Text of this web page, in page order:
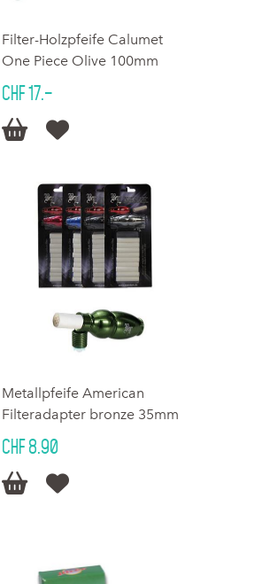
Filter-Holzpfeife Calumet
One Piece Olive 100mm
CHF 17.–
 
Metallpfeife American
Filteradapter bronze 35mm
CHF 8.90
 